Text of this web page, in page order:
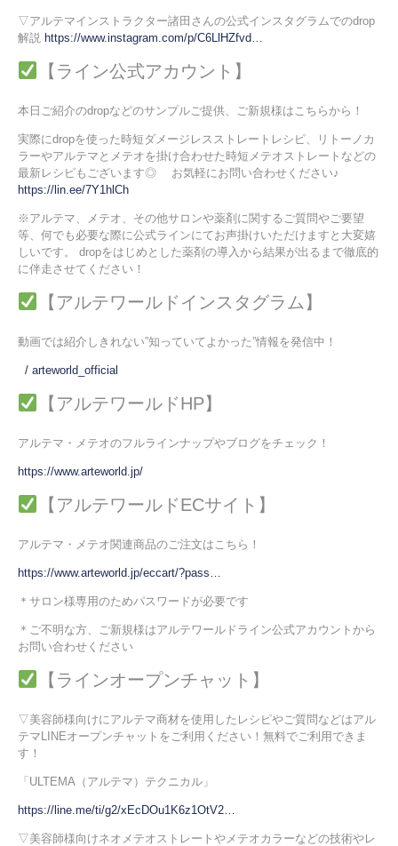
▽アルテマインストラクター諸田さんの公式インスタグラムでのdrop
解説 https://www.instagram.com/p/C6LlHZfvd…
【ライン公式アカウント】
本日ご紹介のdropなどのサンプルご提供、ご新規様はこちらから！
実際にdropを使った時短ダメージレスストレートレシピ、リトーノカ
ラーやアルテマとメテオを掛け合わせた時短メテオストレートなどの
最新レシピもございます◎ お気軽にお問い合わせください♪
https://lin.ee/7Y1hlCh
※アルテマ、メテオ、その他サロンや薬剤に関するご質問やご要望
等、何でも必要な際に公式ラインにてお声掛けいただけますと大変嬉
しいです。 dropをはじめとした薬剤の導入から結果が出るまで徹底的
に伴走させてください！
【アルテワールドインスタグラム】
動画では紹介しきれない”知っていてよかった”情報を発信中！
/ arteworld_official
【アルテワールドHP】
アルテマ・メテオのフルラインナップやブログをチェック！
https://www.arteworld.jp/
【アルテワールドECサイト】
アルテマ・メテオ関連商品のご注文はこちら！
https://www.arteworld.jp/eccart/?pass…
＊サロン様専用のためパスワードが必要です
＊ご不明な方、ご新規様はアルテワールドライン公式アカウントから
お問い合わせください
【ラインオープンチャット】
▽美容師様向けにアルテマ商材を使用したレシピやご質問などはアル
テマLINEオープンチャットをご利用ください！無料でご利用できま
す！
「ULTEMA（アルテマ）テクニカル」
https://line.me/ti/g2/xEcDOu1K6z1OtV2…
▽美容師様向けネオメテオストレートやメテオカラーなどの技術やレ